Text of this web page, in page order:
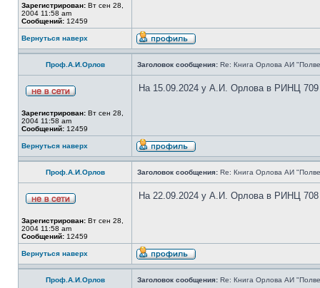
Зарегистрирован: Вт сен 28,
2004 11:58 am
Сообщений: 12459
Вернуться наверх
Проф.А.И.Орлов Заголовок сообщения: Re: Книга Орлова АИ
Зарегистрирован: Вт сен 28,
2004 11:58 am
Сообщений: 12459
На 15.09.2024 у А.И. Орлова в РИНЦ 709
Вернуться наверх
Проф.А.И.Орлов Заголовок сообщения: Re: Книга Орлова АИ
Зарегистрирован: Вт сен 28,
2004 11:58 am
Сообщений: 12459
На 22.09.2024 у А.И. Орлова в РИНЦ 708
Вернуться наверх
Проф.А.И.Орлов Заголовок сообщения: Re: Книга Орлова АИ